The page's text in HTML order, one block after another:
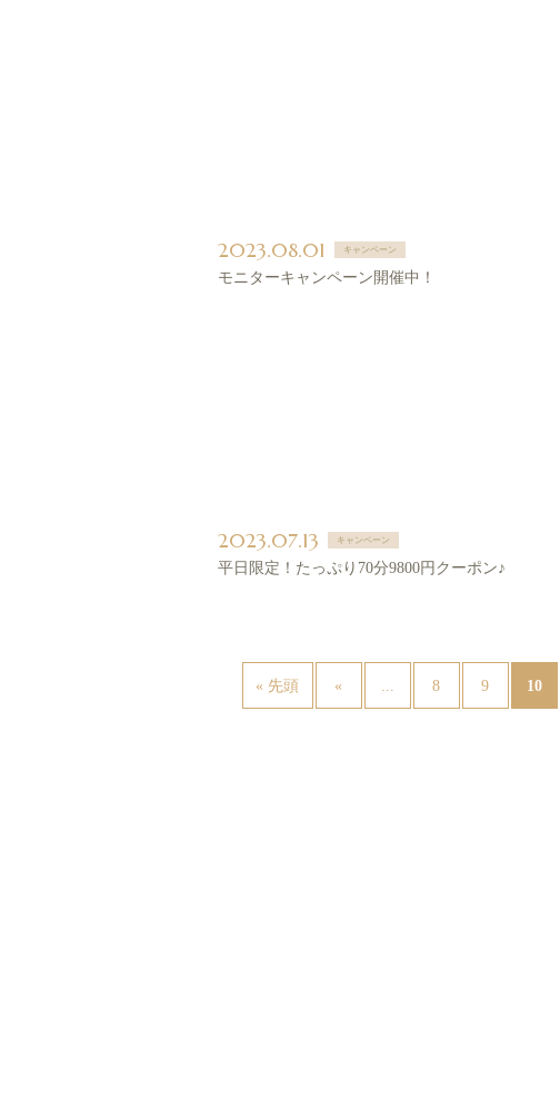
2023.08.01 キャンペーン
モニターキャンペーン開催中！
2023.07.13 キャンペーン
平日限定！たっぷり70分9800円クーポン♪
« 先頭 « ... 8 9 10